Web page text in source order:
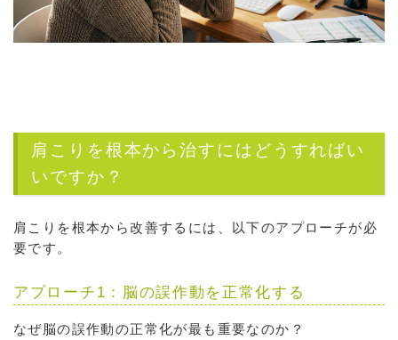
肩こりを根本から治すにはどうすればい
いですか？
肩こりを根本から改善するには、以下のアプローチが必
要です。
アプローチ1：脳の誤作動を正常化する
なぜ脳の誤作動の正常化が最も重要なのか？